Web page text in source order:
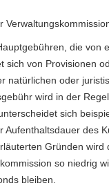
die von
sich von Provisionen
natürlichen oder
wird in der
sich
Aufenthaltsdauer des
Gründen wird
so niedrig
bleiben.